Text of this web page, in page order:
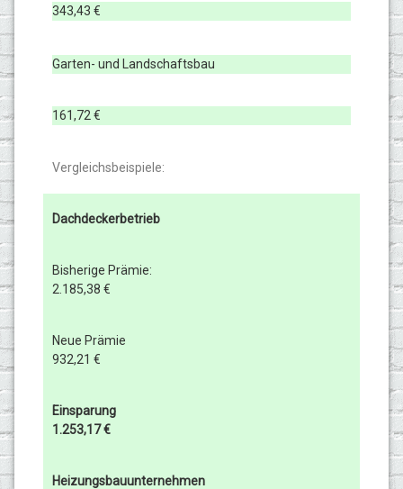
343,43 €
Garten- und Landschaftsbau
161,72 €
Vergleichsbeispiele:
Dachdeckerbetrieb
Bisherige Prämie:
2.185,38 €
Neue Prämie
932,21 €
Einsparung
1.253,17 €
Heizungsbauunternehmen